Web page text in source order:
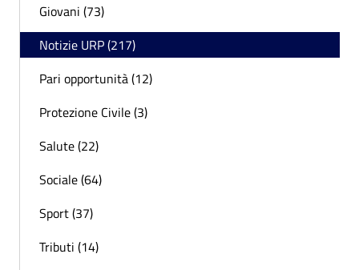
Giovani (73)
Notizie URP (217)
Pari opportunità (12)
Protezione Civile (3)
Salute (22)
Sociale (64)
Sport (37)
Tributi (14)